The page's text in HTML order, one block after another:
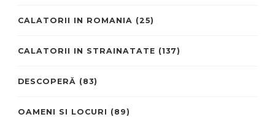
CALATORII IN ROMANIA (25)
CALATORII IN STRAINATATE (137)
DESCOPERĂ (83)
OAMENI SI LOCURI (89)